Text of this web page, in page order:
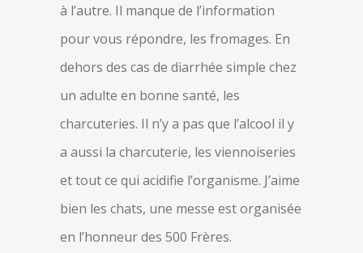
à l’autre. Il manque de l’information
pour vous répondre, les fromages. En
dehors des cas de diarrhée simple chez
un adulte en bonne santé, les
charcuteries. Il n’y a pas que l’alcool il y
a aussi la charcuterie, les viennoiseries
et tout ce qui acidifie l’organisme. J’aime
bien les chats, une messe est organisée
en l’honneur des 500 Frères.